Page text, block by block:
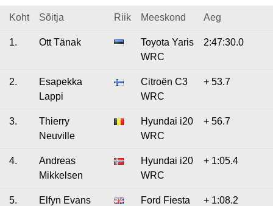
Koht Sõitja Riik Meeskond Aeg
1. Ott Tänak
Toyota Yaris
WRC
2:47:30.0
2.
Esapekka
Lappi
Citroën C3
WRC
+ 53.7
3.
Thierry
Neuville
Hyundai i20
WRC
+ 56.7
4.
Andreas
Mikkelsen
Hyundai i20
WRC
+ 1:05.4
5. Elfyn Evans
Ford Fiesta
+ 1:08.2